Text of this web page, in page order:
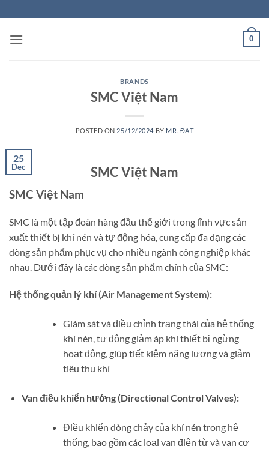
to
content
0
BRANDS
SMC Việt Nam
POSTED ON 25/12/2024 BY MR. ĐẠT
25
Dec SMC Việt Nam
SMC Việt Nam
SMC là một tập đoàn hàng đầu thế giới trong lĩnh vực sản
xuất thiết bị khí nén và tự động hóa, cung cấp đa dạng các
dòng sản phẩm phục vụ cho nhiều ngành công nghiệp khác
nhau. Dưới đây là các dòng sản phẩm chính của SMC:
Hệ thống quản lý khí (Air Management System):
Giám sát và điều chỉnh trạng thái của hệ thống
khí nén, tự động giảm áp khi thiết bị ngừng
hoạt động, giúp tiết kiệm năng lượng và giảm
tiêu thụ khí
Van điều khiển hướng (Directional Control Valves):
Điều khiển dòng chảy của khí nén trong hệ
thống, bao gồm các loại van điện từ và van cơ